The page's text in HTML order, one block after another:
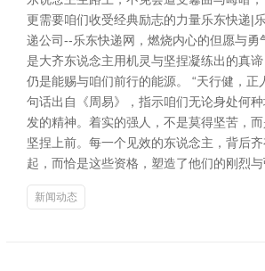
更需要咱们收受经典励志的力量乐东快递|
递公司--乐东快递网，燃烧内心的但愿与勇
是大齐东说念主用机灵与坚捏凝练出的真谛
仍是能赐与咱们前行的能源。 “天行健，正
句话出自《周易》，指示咱们无论身处何
发的精神。着实的强人，不是莫得坚苦，
坚捏上前。每一个见效的东说念主，背后
起，而恰是这些资格，塑造了他们的刚烈
新闻动态